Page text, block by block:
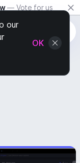
— Vote for us
our
OK